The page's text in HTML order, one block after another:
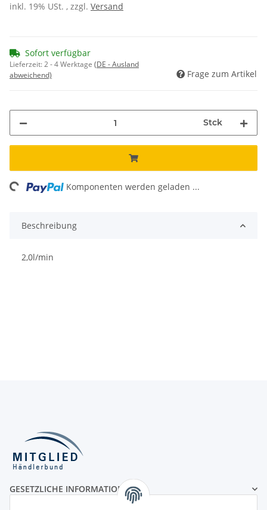
inkl. 19% USt. , zzgl. Versand
Sofort verfügbar
Lieferzeit:2 - 4 Werktage (DE - Ausland
abweichend)
Frage zum Artikel
Stck
Komponenten werden geladen ...
Beschreibung
2,0l/min
GESETZLICHE INFORMATIONEN